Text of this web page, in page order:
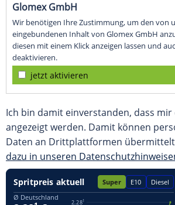
Glomex GmbH
Wir benötigen Ihre Zustimmung, um den von
eingebundenen Inhalt von Glomex GmbH
diesen mit einem Klick anzeigen lassen und
deaktivieren.
jetzt aktivieren
Ich bin damit einverstanden, dass
angezeigt werden. Damit können
Daten an Drittplattformen
dazu in unseren